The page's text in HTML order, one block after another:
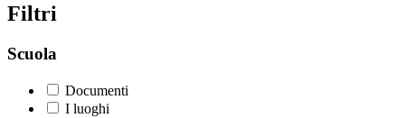
Filtri
Scuola
Documenti
I luoghi